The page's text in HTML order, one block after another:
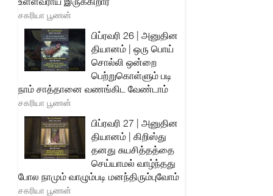
சகரியா பூணன்
பிப்ரவரி 26 | அனுதின
தியானம் | ஒரு பொய்
சொல்லி ஒன்றை
பெற்றுகொள்ளும் படி
நாம் சாத்தானை வணங்கிட வேண்டாம்
சகரியா பூணன்
பிப்ரவரி 27 | அனுதின
தியானம் | கிறிஸ்து
தனது சுயசித்தத்தை
செய்யாமல் வாழ்ந்தது
போல நாமும் வாழும்படி மனந்திரும்புவோம்
சகரியா பூணன்